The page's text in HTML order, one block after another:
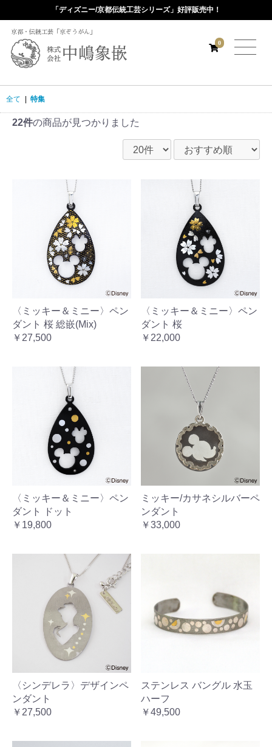
「ディズニー/京都伝統工芸シリーズ」好評販売中！
京都・伝統工芸「京ぞうがん」
0
全て 特集
22件の商品が見つかりました
〈ミッキー＆ミニー〉ペン
ダント 桜 総嵌(Mix)
￥27,500
〈ミッキー＆ミニー〉ペン
ダント 桜
￥22,000
〈ミッキー＆ミニー〉ペン
ダント ドット
￥19,800
ミッキー/カサネシルバーペ
ンダント
￥33,000
〈シンデレラ〉デザインペ
ンダント
￥27,500
ステンレス バングル 水玉
ハーフ
￥49,500